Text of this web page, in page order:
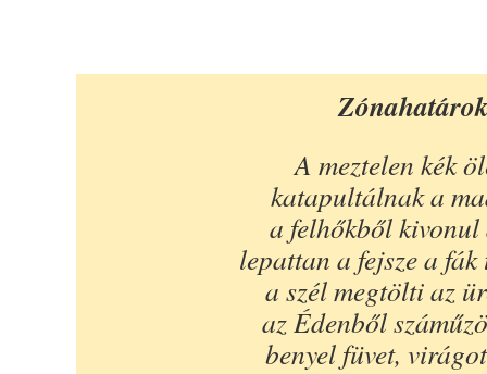
A meztelen kék
katapultálnak a
a felhőkből kivonul
lepattan a fejsze a
a szél megtölti az
az Édenből
benyel füvet,